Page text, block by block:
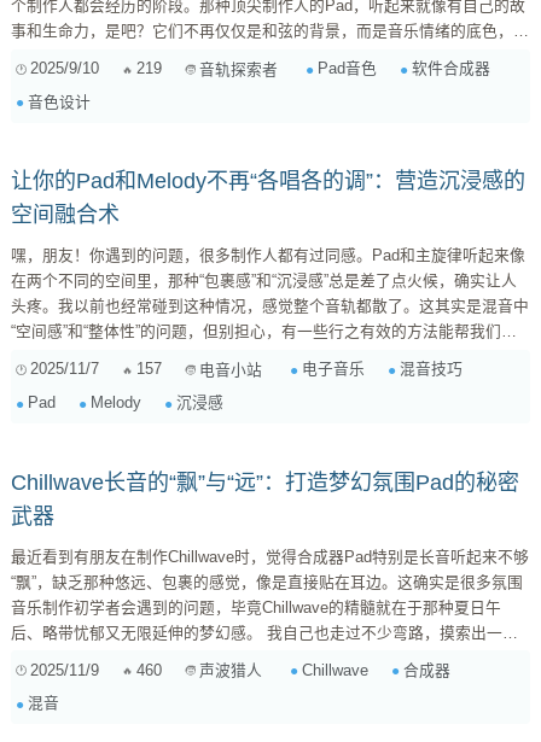
个制作人都会经历的阶段。那种顶尖制作人的Pad，听起来就像有自己的故
事和生命力，是吧？它们不再仅仅是和弦的背景，而是音乐情绪的底色，能
而是将一些看似简单的元素，通过精巧的设计和组合，达到一种超越常规的
效果。下面我来分享几个秘诀，希望能给你一些灵感。 1. 摆脱“标准”波形，
2025/9/10 219 音轨探索者 Pad音色
软件合成器
音色设计
让你的Pad和Melody不再“各唱各的调”：营造沉浸感的
空间融合术
嘿，朋友！你遇到的问题，很多制作人都有过同感。Pad和主旋律听起来像
在两个不同的空间里，那种“包裹感”和“沉浸感”总是差了点火候，确实让人
头疼。我以前也经常碰到这种情况，感觉整个音轨都散了。这其实是混音中
“空间感”和“整体性”的问题，但别担心，有一些行之有效的方法能帮我们把
1. 巧妙利用共享混响与延迟：构建共同的空间 这绝对是营造“包裹感”和“沉
浸感”的核心秘诀之一。如果你的Pad和Melody各自使用了独立的混响
2025/11/7 157 电音小站 电子音乐
混音技巧
Pad
Melody 沉浸感
Chillwave长音的“飘”与“远”：打造梦幻氛围Pad的秘密
武器
最近看到有朋友在制作Chillwave时，觉得合成器Pad特别是长音听起来不够
“飘”，缺乏那种悠远、包裹的感觉，像是直接贴在耳边。这确实是很多氛围
音乐制作初学者会遇到的问题，毕竟Chillwave的精髓就在于那种夏日午
后、略带忧郁又无限延伸的梦幻感。 我自己也走过不少弯路，摸索出一些
源选择与基础合成：从源头打造“飘逸”基因 很多时候，问题可能出在Pad音
2025/11/9 460 声波猎人 Chillwave
合成器
混音